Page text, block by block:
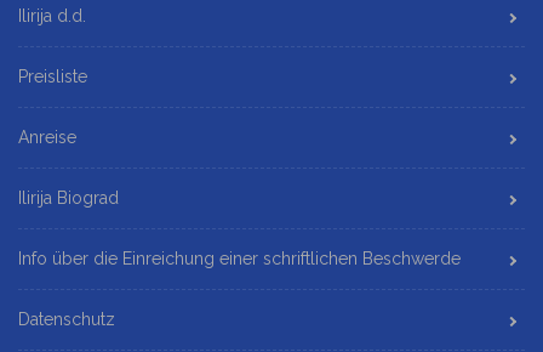
Ilirija d.d.
Preisliste
Anreise
Ilirija Biograd
Info über die Einreichung einer schriftlichen Beschwerde
Datenschutz